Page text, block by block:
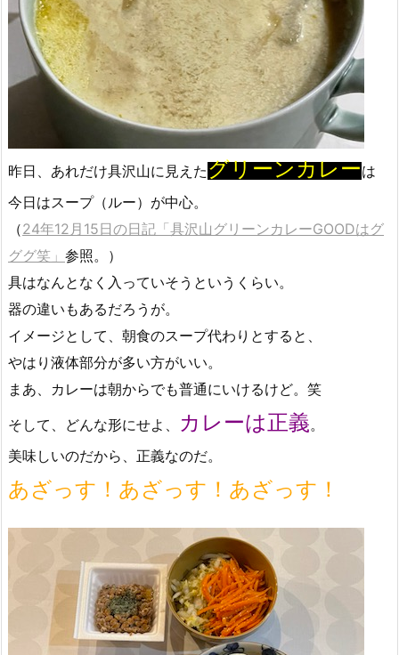
昨日、あれだけ具沢山に見えたグリーンカレーは
今日はスープ（ルー）が中心。
（24年12月15日の日記「具沢山グリーンカレーGOODはグ
ググ笑」 参照。）
具はなんとなく入っていそうというくらい。
器の違いもあるだろうが。
イメージとして、朝食のスープ代わりとすると、
やはり液体部分が多い方がいい。
まあ、カレーは朝からでも普通にいけるけど。笑
そして、どんな形にせよ、
カレーは正義。
美味しいのだから、正義なのだ。
あざっす！あざっす！あざっす！